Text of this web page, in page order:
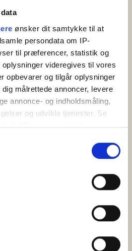
ønsker dit samtykke til at
persondata om IP-
til præferencer, statistik og
videregives til vores
opbevarer og tilgår oplysninger
målrettede annoncer, levere
annonce- og indholdsmåling,
og udvikle tjenester. Se
indstillingerog i vores
fra vores
ved at trykke på "Privacy
oplysninger om din placering,
baseret på en scanning af
(fingerprinting)
Schöne
für 2-11
400 Meter vom schönen
Mehr lesen